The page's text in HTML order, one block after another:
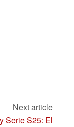
Next article
Serie S25: El